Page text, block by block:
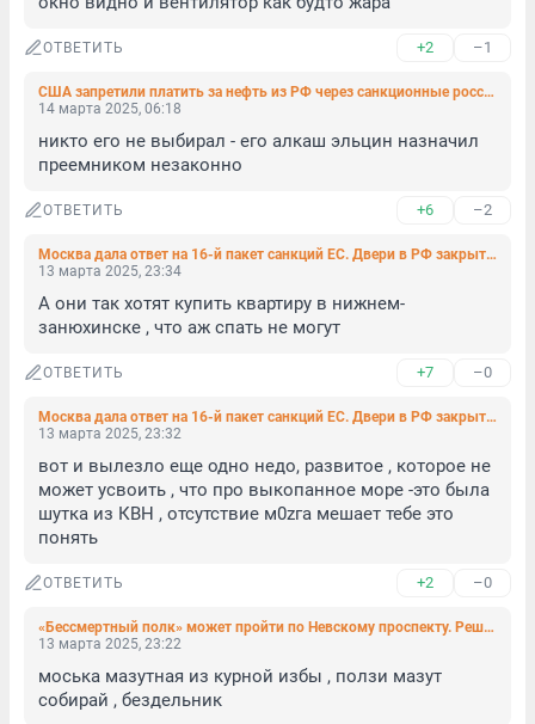
ОТВЕТИТЬ +2 –1
США запретили платить за нефть из РФ через санкционные российские банки. Это рычаг давления на Москву в переговорах
14 марта 2025, 06:18
никто его не выбирал - его алкаш эльцин назначил
преемником незаконно
ОТВЕТИТЬ +6 –2
Москва дала ответ на 16-й пакет санкций ЕС. Двери в РФ закрыты для многих
13 марта 2025, 23:34
А они так хотят купить квартиру в нижнем-
занюхинске , что аж спать не могут
ОТВЕТИТЬ +7 –0
Москва дала ответ на 16-й пакет санкций ЕС. Двери в РФ закрыты для многих
13 марта 2025, 23:32
вот и вылезло еще одно недо, развитое , которое не
может усвоить , что про выкопанное море -это была
шутка из КВН , отсутствие м0zга мешает тебе это
понять
ОТВЕТИТЬ +2 –0
«Бессмертный полк» может пройти по Невскому проспекту. Решение примут накануне мероприятия
13 марта 2025, 23:22
моська мазутная из курной избы , ползи мазут
собирай , бездельник